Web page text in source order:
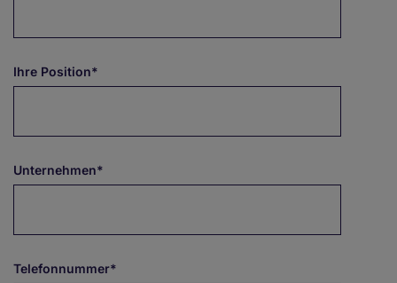
Ihre Position*
Unternehmen*
Telefonnummer*